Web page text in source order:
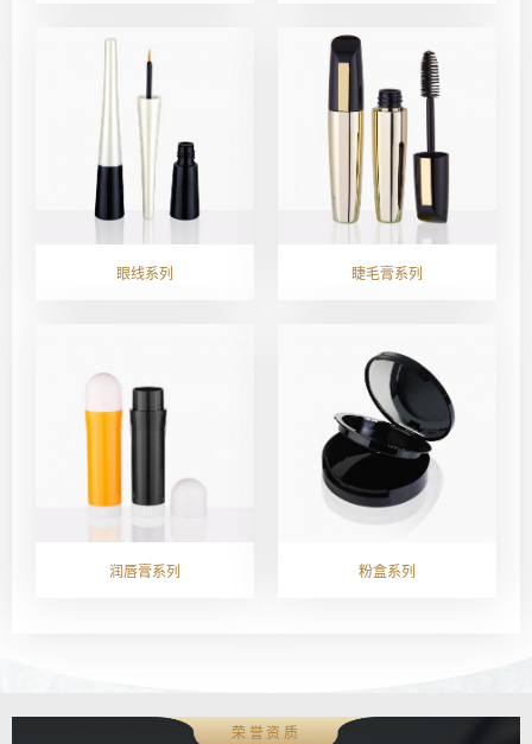
眼线系列 睫毛膏系列
润唇膏系列 粉盒系列
荣誉资质